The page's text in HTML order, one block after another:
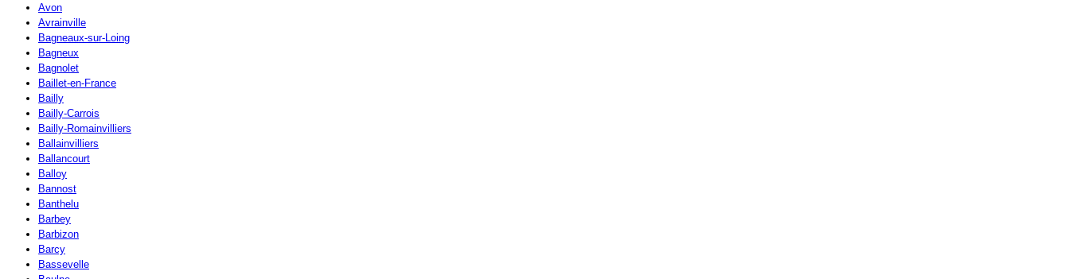
Avon
Avrainville
Bagneaux-sur-Loing
Bagneux
Bagnolet
Baillet-en-France
Bailly
Bailly-Carrois
Bailly-Romainvilliers
Ballainvilliers
Ballancourt
Balloy
Bannost
Banthelu
Barbey
Barbizon
Barcy
Bassevelle